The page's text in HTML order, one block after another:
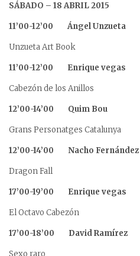
SÁBADO – 18 ABRIL 2015
11’00-12’00 Ángel Unzueta
Unzueta Art Book
11’00-12’00 Enrique vegas
Cabezón de los Anillos
12’00-14’00 Quim Bou
Grans Personatges Catalunya
12’00-14’00 Nacho Fernández
Dragon Fall
17’00-19’00 Enrique vegas
El Octavo Cabezón
17’00-18’00 David Ramírez
Sexo raro